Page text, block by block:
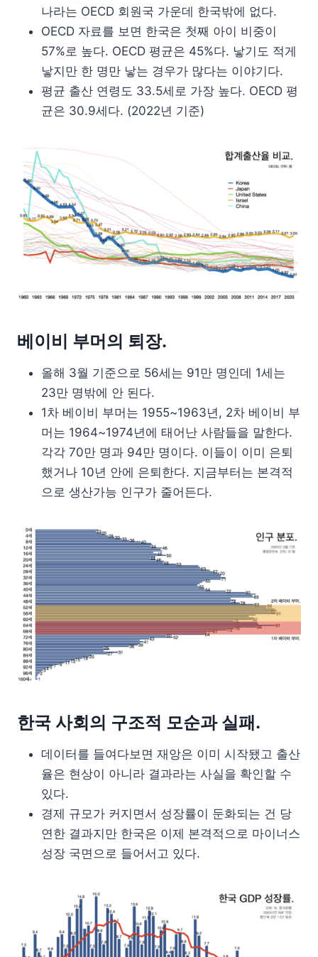
나라는 OECD 회원국 가운데 한국밖에 없다.
OECD 자료를 보면 한국은 첫째 아이 비중이
57%로 높다. OECD 평균은 45%다. 낳기도 적게
낳지만 한 명만 낳는 경우가 많다는 이야기다.
평균 출산 연령도 33.5세로 가장 높다. OECD 평
균은 30.9세다. (2022년 기준)
베이비 부머의 퇴장.
올해 3월 기준으로 56세는 91만 명인데 1세는
23만 명밖에 안 된다.
1차 베이비 부머는 1955~1963년, 2차 베이비 부
머는 1964~1974년에 태어난 사람들을 말한다.
각각 70만 명과 94만 명이다. 이들이 이미 은퇴
했거나 10년 안에 은퇴한다. 지금부터는 본격적
으로 생산가능 인구가 줄어든다.
한국 사회의 구조적 모순과 실패.
데이터를 들여다보면 재앙은 이미 시작됐고 출산
율은 현상이 아니라 결과라는 사실을 확인할 수
있다.
경제 규모가 커지면서 성장률이 둔화되는 건 당
연한 결과지만 한국은 이제 본격적으로 마이너스
성장 국면으로 들어서고 있다.